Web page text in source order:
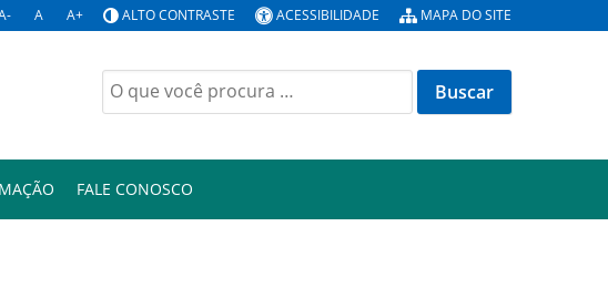
A A+ ALTO CONTRASTE ACESSIBILIDADE MAPA DO SITE
FALE CONOSCO